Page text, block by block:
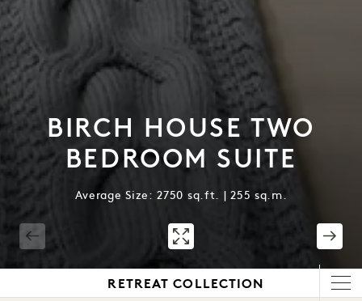
BIRCH HOUSE TWO
BEDROOM SUITE
Average Size: 2750 sq.ft. | 255 sq.m.
RETREAT COLLECTION